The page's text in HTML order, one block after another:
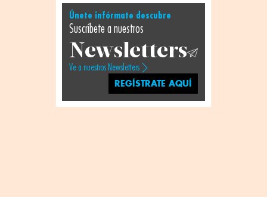
Únete infórmate descubre
Suscríbete a nuestros
Newsletters
Ve a nuestros Newsletters
REGÍSTRATE AQUÍ